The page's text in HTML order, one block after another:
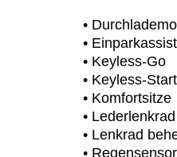
•
•
• Keyless-Go
• Keyless-Start
• Komfortsitze
• Lederlenkrad
• Lenkrad
• Regensensor